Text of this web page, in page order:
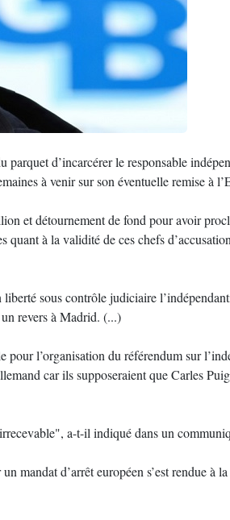
d’incarcérer le responsable
à venir sur son éventuelle remise à
et détournement de fond pour avoir
quant à la validité de ces chefs
sous contrôle judiciaire
revers à Madrid. (...)
l’organisation du référendum sur
car ils supposeraient que Carles
a-t-il indiqué dans un
mandat d’arrêt européen s’est rendue à